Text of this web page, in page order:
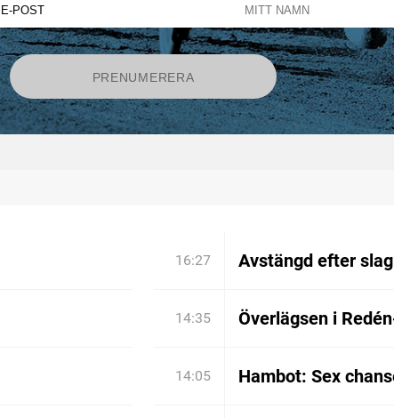
16:27 Avstängd efter
14:35 Överlägsen i
14:05 Hambot: Sex